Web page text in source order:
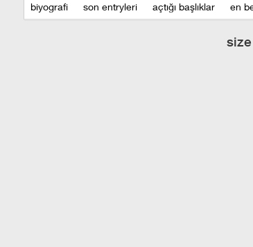
biyografi son entryleri açtığı başlıklar en